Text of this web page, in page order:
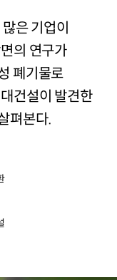
은 기업이
의 연구가
폐기물로
건설이 발견한
펴본다.